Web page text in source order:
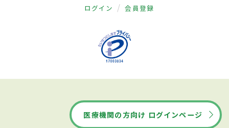
ログイン 会員登録
医療機関の方向け ログインページ